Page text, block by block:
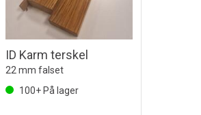
ID Karm terskel
22 mm falset
100+På lager